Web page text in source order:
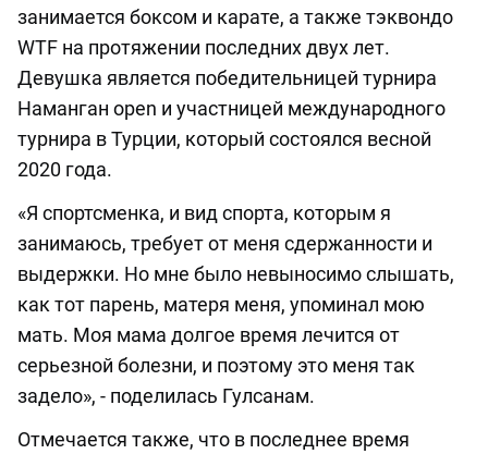
занимается боксом и карате, а также тэквондо
WTF на протяжении последних двух лет.
Девушка является победительницей турнира
Наманган open и участницей международного
турнира в Турции, который состоялся весной
2020 года.
«Я спортсменка, и вид спорта, которым я
занимаюсь, требует от меня сдержанности и
выдержки. Но мне было невыносимо слышать,
как тот парень, матеря меня, упоминал мою
мать. Моя мама долгое время лечится от
серьезной болезни, и поэтому это меня так
задело», - поделилась Гулсанам.
Отмечается также, что в последнее время